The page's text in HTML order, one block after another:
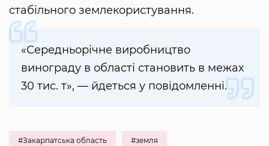
стабільного землекористування.
«Середньорічне виробництво
винограду в області становить в межах
30 тис. т», — йдеться у повідомленні.
#Закарпатська область #земля